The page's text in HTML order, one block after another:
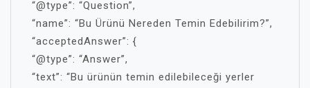
“@type”: “Question”,
“name”: “Bu Ürünü Nereden Temin Edebilirim?”,
“acceptedAnswer”: {
“@type”: “Answer”,
“text”: “Bu ürünün temin edilebileceği yerler